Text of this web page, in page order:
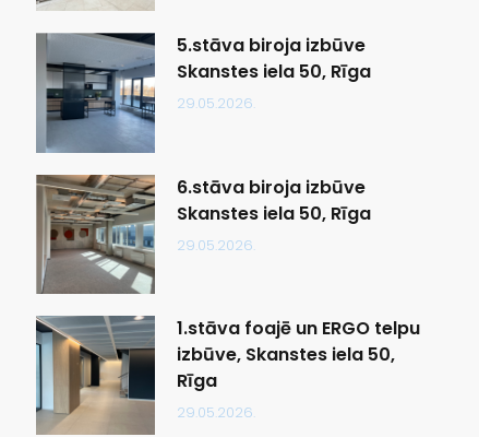
5.stāva biroja izbūve
Skanstes iela 50, Rīga
29.05.2026.
6.stāva biroja izbūve
Skanstes iela 50, Rīga
29.05.2026.
1.stāva foajē un ERGO telpu
izbūve, Skanstes iela 50,
Rīga
29.05.2026.